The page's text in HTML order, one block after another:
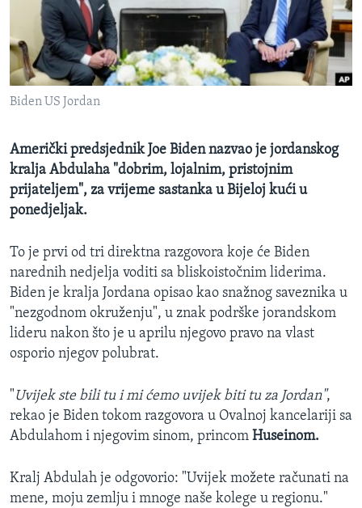
MAGAZIN
O GLASU AMERIKE
Learning English
Jezici
Biden US Jordan
Američki predsjednik Joe Biden nazvao je jordanskog
kralja Abdulaha "dobrim, lojalnim, pristojnim
prijateljem", za vrijeme sastanka u Bijeloj kući u
ponedjeljak.
To je prvi od tri direktna razgovora koje će Biden
narednih nedjelja voditi sa bliskoistočnim liderima.
Biden je kralja Jordana opisao kao snažnog saveznika u
"nezgodnom okruženju", u znak podrške jorandskom
lideru nakon što je u aprilu njegovo pravo na vlast
osporio njegov polubrat.
"Uvijek ste bili tu i mi ćemo uvijek biti tu za Jordan",
rekao je Biden tokom razgovora u Ovalnoj kancelariji sa
Abdulahom i njegovim sinom, princom Huseinom.
Kralj Abdulah je odgovorio: "Uvijek možete računati na
mene, moju zemlju i mnoge naše kolege u regionu."